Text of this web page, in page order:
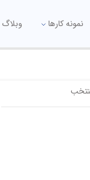
نمونه کارها وبلاگ